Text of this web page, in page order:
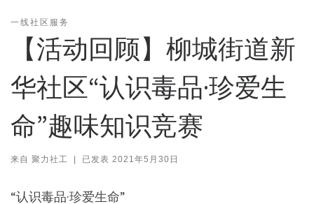
一线社区服务
【活动回顾】柳城街道新
华社区“认识毒品·珍爱生
命”趣味知识竞赛
来自 聚力社工 | 已发表 2021年5月30日
“认识毒品·珍爱生命”